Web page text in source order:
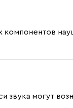
компонентов
звука могут